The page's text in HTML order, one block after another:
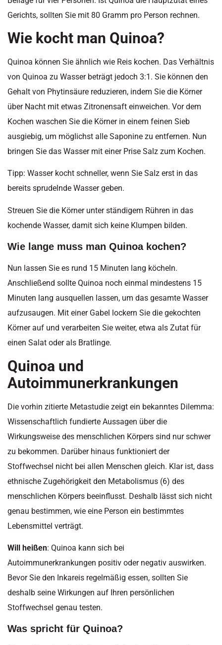
Gerichts, sollten Sie mit 80 Gramm pro Person rechnen.
Wie kocht man Quinoa?
Quinoa können Sie ähnlich wie Reis kochen. Das Verhältnis
von Quinoa zu Wasser beträgt jedoch 3:1. Sie können den
Gehalt von Phytinsäure reduzieren, indem Sie die Körner
über Nacht mit etwas Zitronensaft einweichen. Vor dem
Kochen waschen Sie die Körner in einem feinen Sieb
ausgiebig, um möglichst alle Saponine zu entfernen. Nun
bringen Sie das Wasser mit einer Prise Salz zum Kochen.
Tipp: Wasser kocht schneller, wenn Sie Salz erst in das
bereits sprudelnde Wasser geben.
Streuen Sie die Körner unter ständigem Rühren in das
kochende Wasser, damit sich keine Klumpen bilden.
Wie lange muss man Quinoa kochen?
Nun lassen Sie es rund 15 Minuten lang köcheln.
Anschließend sollte Quinoa noch einmal mindestens 15
Minuten lang ausquellen lassen, um das gesamte Wasser
aufzusaugen. Mit einer Gabel lockern Sie die gekochten
Körner auf und verarbeiten Sie weiter, etwa als Zutat für
einen Salat oder als Bratlinge.
Quinoa und
Autoimmunerkrankungen
Die vorhin zitierte Metastudie zeigt ein bekanntes Dilemma:
Wissenschaftlich fundierte Aussagen über die
Wirkungsweise des menschlichen Körpers sind nur schwer
zu bekommen. Darüber hinaus funktioniert der
Stoffwechsel nicht bei allen Menschen gleich. Klar ist, dass
ethnische Zugehörigkeit den Metabolismus (6) des
menschlichen Körpers beeinflusst. Deshalb lässt sich nicht
genau bestimmen, wie eine Person ein bestimmtes
Lebensmittel verträgt.
Will heißen: Quinoa kann sich bei
Autoimmunerkrankungen positiv oder negativ auswirken.
Bevor Sie den Inkareis regelmäßig essen, sollten Sie
deshalb seine Wirkungen auf Ihren persönlichen
Stoffwechsel genau testen.
Was spricht für Quinoa?